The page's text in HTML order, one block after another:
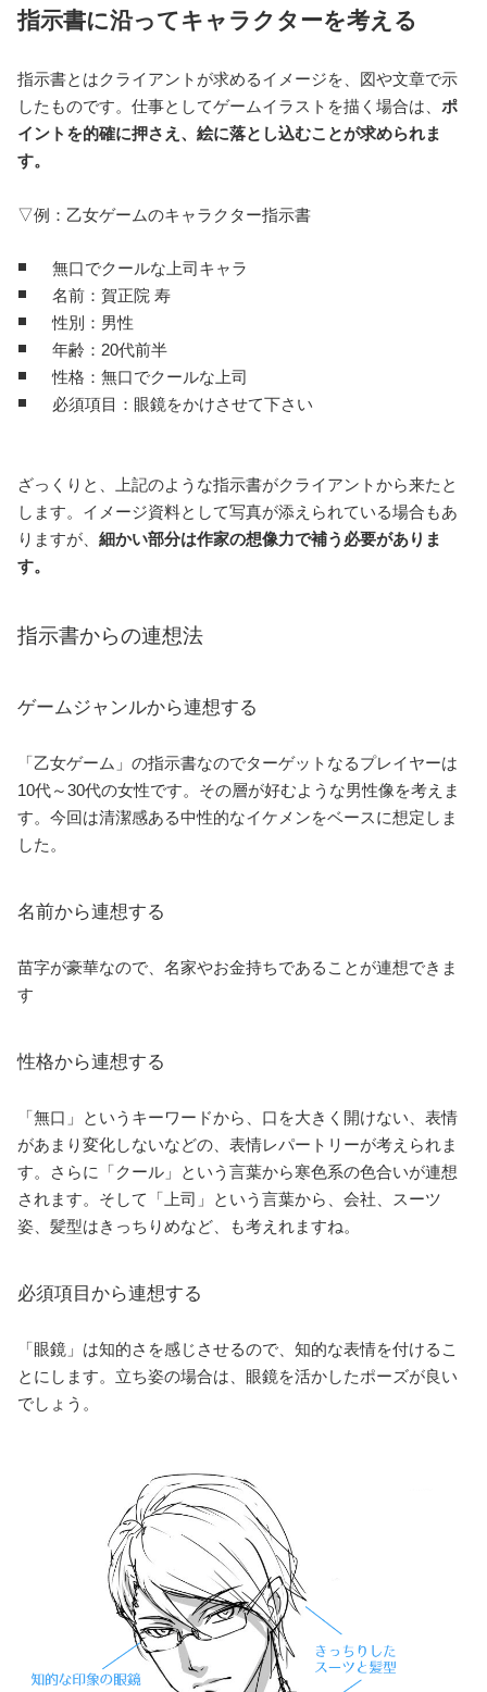
指示書に沿ってキャラクターを考える
指示書とはクライアントが求めるイメージを、図や文章で示
したものです。仕事としてゲームイラストを描く場合は、 ポ
イントを的確に押さえ、絵に落とし込むことが求められま
す。
▽例：乙女ゲームのキャラクター指示書
無口でクールな上司キャラ
名前：賀正院 寿
性別：男性
年齢：20代前半
性格：無口でクールな上司
必須項目：眼鏡をかけさせて下さい
ざっくりと、上記のような指示書がクライアントから来たと
します。イメージ資料として写真が添えられている場合もあ
りますが、 細かい部分は作家の想像力で補う必要がありま
す。
指示書からの連想法
ゲームジャンルから連想する
「乙女ゲーム」の指示書なのでターゲットなるプレイヤーは
10代～30代の女性です。その層が好むような男性像を考えま
す。今回は清潔感ある中性的なイケメンをベースに想定しま
した。
名前から連想する
苗字が豪華なので、名家やお金持ちであることが連想できま
す
性格から連想する
「無口」というキーワードから、口を大きく開けない、表情
があまり変化しないなどの、表情レパートリーが考えられま
す。さらに「クール」という言葉から寒色系の色合いが連想
されます。そして「上司」という言葉から、会社、スーツ
姿、髪型はきっちりめなど、も考えれますね。
必須項目から連想する
「眼鏡」は知的さを感じさせるので、知的な表情を付けるこ
とにします。立ち姿の場合は、眼鏡を活かしたポーズが良い
でしょう。